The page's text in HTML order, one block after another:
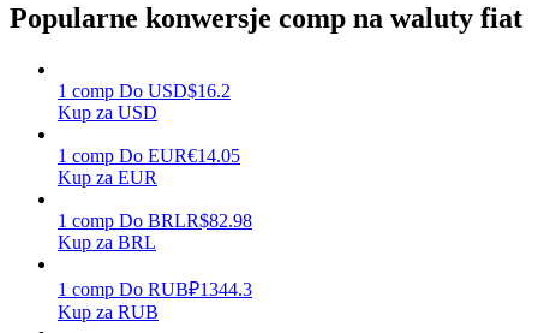
Mocna Świnka
Codziennie zdobywaj konkurencyjne nagrody
Popularne konwersje comp na waluty fiat
1 comp Do USD$16.2
Kup za USD
1 comp Do EUR€14.05
Kup za EUR
1 comp Do BRLR$82.98
Kup za BRL
1 comp Do RUB₽1344.3
Kup za RUB